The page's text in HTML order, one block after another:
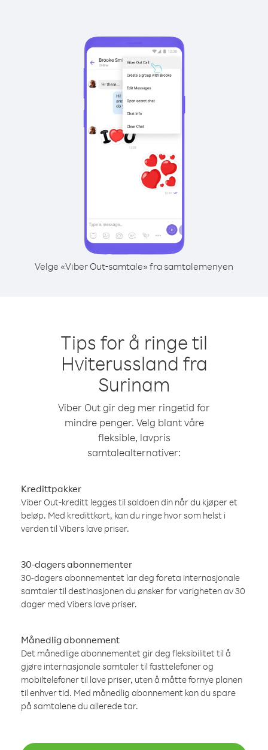
Velge «Viber Out-samtale» fra samtalemenyen
Tips for å ringe til
Hviterussland fra
Surinam
Viber Out gir deg mer ringetid for
mindre penger. Velg blant våre
fleksible, lavpris
samtalealternativer:
Kredittpakker
Viber Out-kreditt legges til saldoen din når du kjøper et
beløp. Med kredittkort, kan du ringe hvor som helst i
verden til Vibers lave priser.
30-dagers abonnementer
30-dagers abonnementet lar deg foreta internasjonale
samtaler til destinasjonen du ønsker for varigheten av 30
dager med Vibers lave priser.
Månedlig abonnement
Det månedlige abonnementet gir deg fleksibilitet til å
gjøre internasjonale samtaler til fasttelefoner og
mobiltelefoner til lave priser, uten å måtte fornye planen
til enhver tid. Med månedlig abonnement kan du spare
på samtalene du allerede tar.